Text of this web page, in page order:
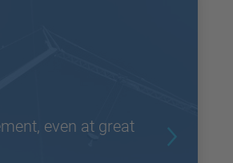
even at great